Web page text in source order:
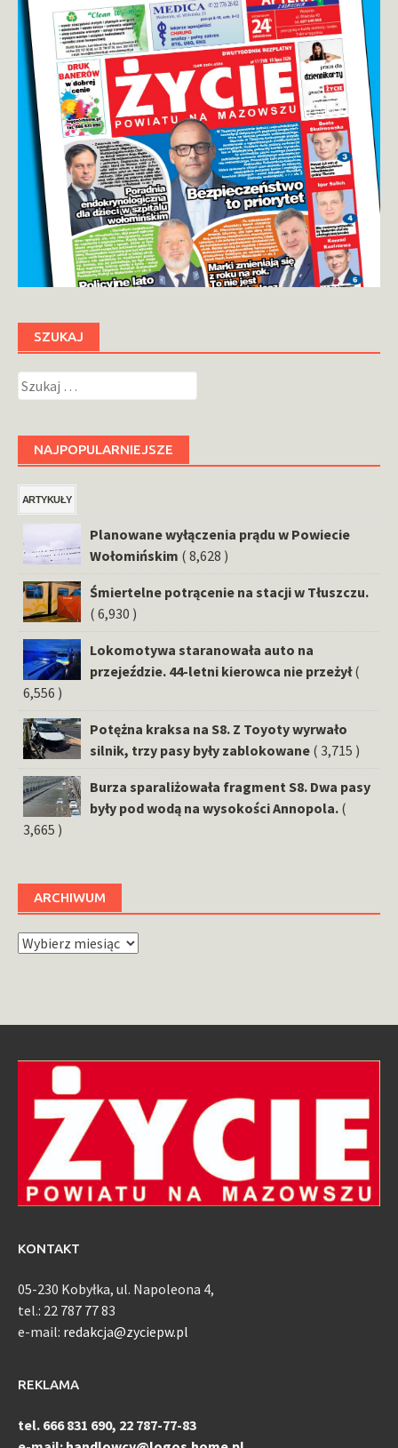
SZUKAJ
Szukaj:
NAJPOPULARNIEJSZE
ARTYKUŁY
Planowane wyłączenia prądu w Powiecie
Wołomińskim ( 8,628 )
Śmiertelne potrącenie na stacji w Tłuszczu.
( 6,930 )
Lokomotywa staranowała auto na
przejeździe. 44-letni kierowca nie przeżył (
6,556 )
Potężna kraksa na S8. Z Toyoty wyrwało
silnik, trzy pasy były zablokowane ( 3,715 )
Burza sparaliżowała fragment S8. Dwa pasy
były pod wodą na wysokości Annopola. (
3,665 )
ARCHIWUM
Archiwum
KONTAKT
05-230 Kobyłka, ul. Napoleona 4,
tel.: 22 787 77 83
e-mail: redakcja@zyciepw.pl
REKLAMA
tel. 666 831 690, 22 787-77-83